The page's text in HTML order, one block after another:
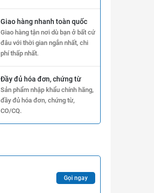
Giao hàng nhanh toàn quốc
Giao hàng tận nơi dù bạn ở bất cứ
đâu với thời gian ngắn nhất, chi
phí thấp nhất.
Đầy đủ hóa đơn, chứng từ
Sản phẩm nhập khẩu chính hãng,
đầy đủ hóa đơn, chứng từ,
CO/CQ.
Gọi ngay